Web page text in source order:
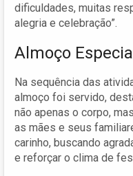
dificuldades, muitas
alegria e celebração”.
Almoço
Na sequência das
almoço foi servido,
não apenas o corpo,
as mães e seus
carinho, buscando
e reforçar o clima de